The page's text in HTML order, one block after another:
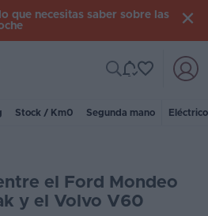
que necesitas saber sobre las
Stock / Km0 Segunda mano
el Ford Mondeo
y el Volvo V60